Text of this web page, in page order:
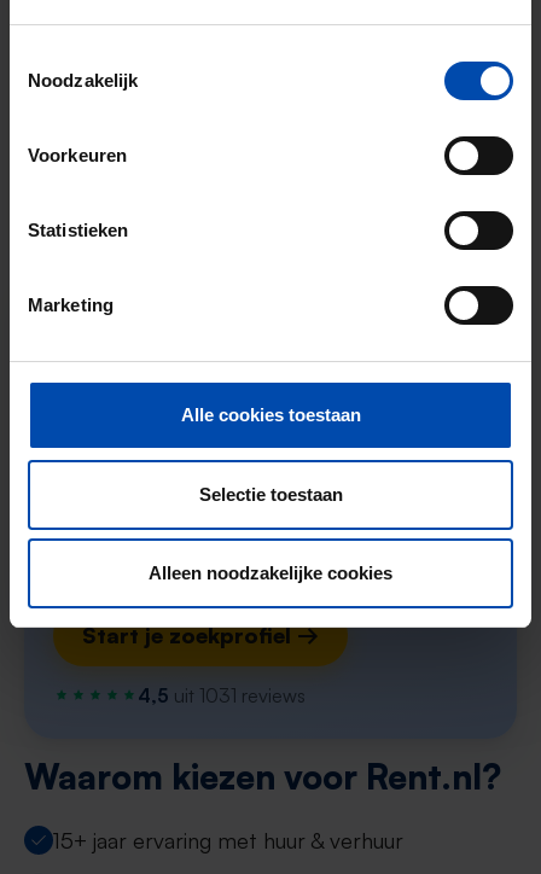
Noodzakelijk
Voorkeuren
Statistieken
Marketing
Alle cookies toestaan
Selectie toestaan
Alleen noodzakelijke cookies
Gevonden op:Gnagnagna.nl
Reageer binnen 15 minuten om kans te maken. Met
Tip!
Mis nooit meer een kamer
in Geleen
Stel in één minuut je zoekprofiel in en krijg
elke nieuwe match direct via WhatsApp en
Zoekers met dit profiel ontvangen ~3
matches per week
Start je zoekprofiel →
4,5 uit 1031 reviews
Waarom kiezen voor Rent.nl?
15+ jaar ervaring met huur & verhuur